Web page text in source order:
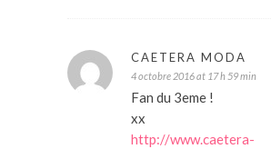
CAETERA MODA
4 octobre 2016 at 17 h 59 min
Fan du 3eme !
xx
http://www.caetera-